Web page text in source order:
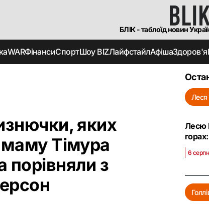
БЛІК - таблоїд новин
WARФінансиСпортШоу BIZЛайфстайлАфішаЗдоров'я
яких
Тімура
з
Леся
Лесю
6